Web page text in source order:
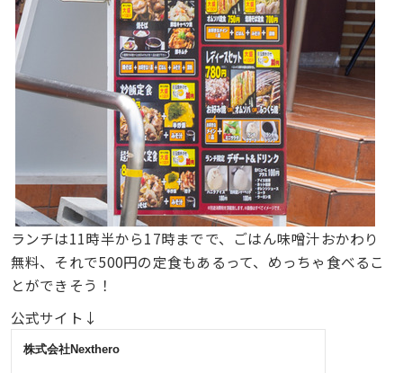
ランチは11時半から17時までで、ごはん味噌汁おかわり
無料、それで500円の定食もあるって、めっちゃ食べるこ
とができそう！
公式サイト↓